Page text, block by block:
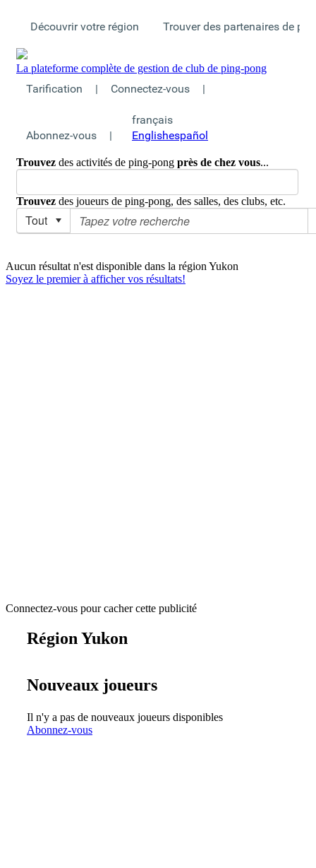
Découvrir votre région Trouver des partenaires de
La plateforme complète de gestion de club de ping-pong
Tarification | Connectez-vous |
Abonnez-vous |
français
Englishespañol
Trouvez des activités de ping-pong près de chez vous...
Trouvez des joueurs de ping-pong, des salles, des clubs, etc.
Tout
Aucun résultat n'est disponible dans la région Yukon
Soyez le premier à afficher vos résultats!
Connectez-vous pour cacher cette publicité
Région Yukon
Nouveaux joueurs
Il n'y a pas de nouveaux joueurs disponibles
Abonnez-vous